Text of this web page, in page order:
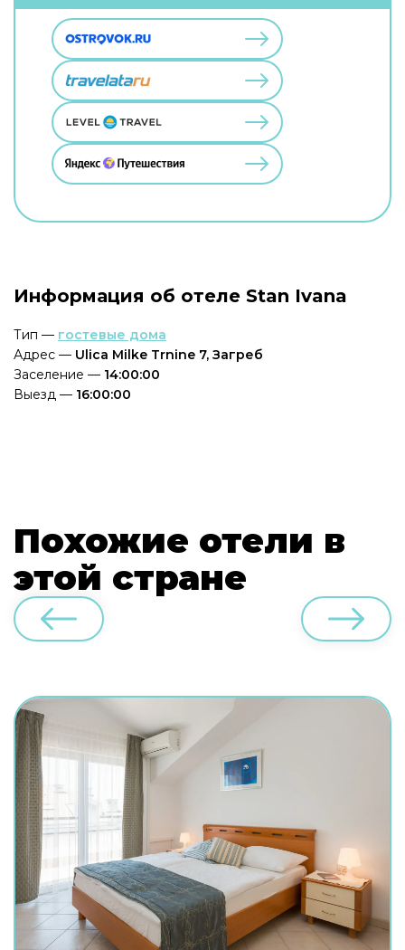
Информация об отеле Stan Ivana
Тип — гостевые дома
Адрес — Ulica Milke Trnine 7, Загреб
Заселение — 14:00:00
Выезд — 16:00:00
Похожие отели в
этой стране